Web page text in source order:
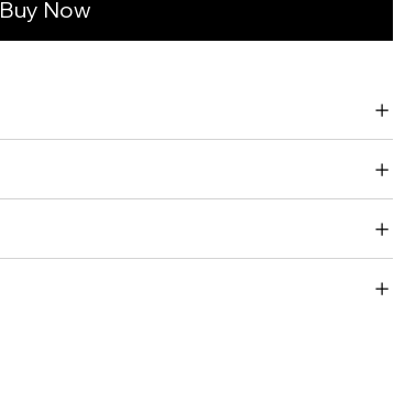
Buy Now